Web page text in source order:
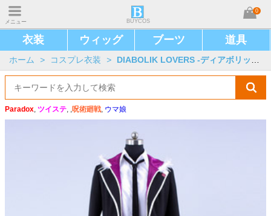
メニュー BUYCOS
0
衣装 ウィッグ ブーツ 道具
ホーム > コスプレ衣装 > DIABOLIK LOVERS -ディアボリックラヴァーズ-
Paradox, ツイステ, ,呪術廻戦, ウマ娘